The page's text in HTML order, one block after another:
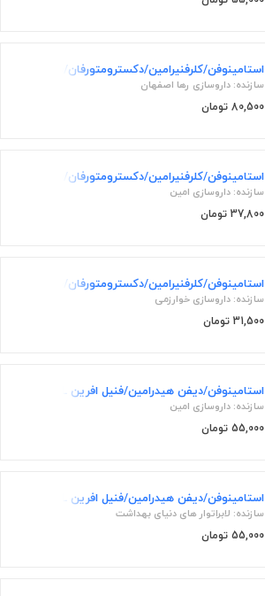
استامینوفن/کلرفنیرامین/دکسترومتورفان/فنیل افرین 160mg/1mg/5mg/2.5mg/5mL,200mL شربت خوراکی
سازنده: داروسازی رها اصفهان
80,500 تومان
استامینوفن/کلرفنیرامین/دکسترومتورفان/فنیل افرین 160mg/1mg/5mg/2.5mg/5mL,60mL شربت خوراکی
سازنده: داروسازی امین
37,800 تومان
استامینوفن/کلرفنیرامین/دکسترومتورفان/فنیل افرین 160mg/1mg/5mg/2.5mg/5mL,60mL شربت خوراکی
سازنده: داروسازی خوارزمی
31,500 تومان
استامینوفن/دیفن هیدرامین/فنیل افرین 160mg/12.5mg/2.5mg/5mL,60mL شربت خوراکی
سازنده: داروسازی امین
55,000 تومان
استامینوفن/دیفن هیدرامین/فنیل افرین 160mg/12.5mg/2.5mg/5mL,60mL شربت خوراکی
سازنده: لابراتوار های دنیای بهداشت
55,000 تومان